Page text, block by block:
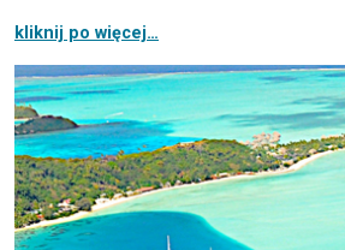
kliknij po więcej…